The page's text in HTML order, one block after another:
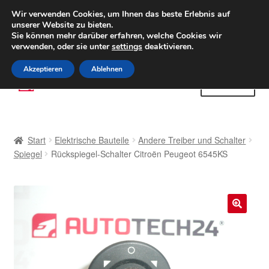
LIEFERUNG ab 6 EUR
Weltweiter Versand
(800) 500 564Mo-Fr 9-16 Uhr
Zur
Navigation
Zum
Inhalt
AGB
Beschwerdeordnung
Datenschutz-Bestimmungen
Start Elektrische Bauteile
Andere Treiber und Schalter
Spiegel
Rückspiegel-Schalter Citroën Peugeot 6545KS
Wir verwenden Cookies, um Ihnen das beste Erlebnis auf
unserer Website zu bieten.
Sie können mehr darüber erfahren, welche Cookies wir
verwenden, oder sie untersettings deaktivieren.
Akzeptieren Ablehnen